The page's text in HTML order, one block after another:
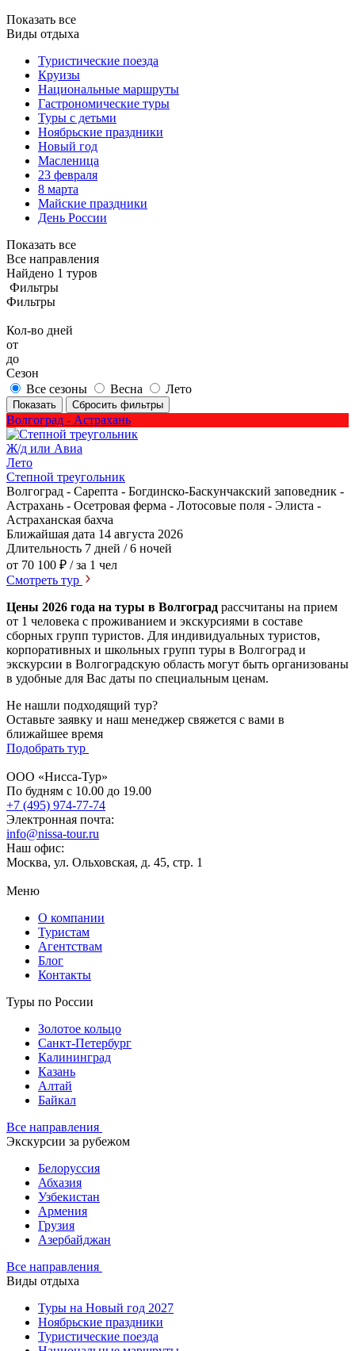
Показать все
Виды отдыха
Туристические поезда
Круизы
Национальные маршруты
Гастрономические туры
Туры с детьми
Ноябрьские праздники
Новый год
Масленица
23 февраля
8 марта
Майские праздники
День России
Показать все
Все направления
Найдено 1 туров
Фильтры
Фильтры
Кол-во дней
от
до
Сезон
Все сезоны
Весна Лето
Показать Сбросить фильтры
Волгоград - Астрахань
Ж/д или Авиа
Лето
Степной треугольник
Волгоград - Сарепта - Богдинско-Баскунчакский заповедник -
Астрахань - Осетровая ферма - Лотосовые поля - Элиста -
Астраханская бахча
Ближайшая дата 14 августа 2026
Длительность 7 дней / 6 ночей
от 70 100 ₽ / за 1 чел
Смотреть тур
Цены 2026 года на туры в Волгоград рассчитаны на прием
от 1 человека с проживанием и экскурсиями в составе
сборных групп туристов. Для индивидуальных туристов,
корпоративных и школьных групп туры в Волгоград и
экскурсии в Волгоградскую область могут быть организованы
в удобные для Вас даты по специальным ценам.
Не нашли подходящий тур?
Оставьте заявку и наш менеджер свяжется с вами в
ближайшее время
Подобрать тур
ООО «Нисса-Тур»
По будням с 10.00 до 19.00
+7 (495) 974-77-74
Электронная почта:
info@nissa-tour.ru
Наш офис:
Москва, ул. Ольховская, д. 45, стр. 1
Меню
О компании
Туристам
Агентствам
Блог
Контакты
Туры по России
Золотое кольцо
Санкт-Петербург
Калининград
Казань
Алтай
Байкал
Все направления
Экскурсии за рубежом
Белоруссия
Абхазия
Узбекистан
Армения
Грузия
Азербайджан
Все направления
Виды отдыха
Туры на Новый год 2027
Ноябрьские праздники
Туристические поезда